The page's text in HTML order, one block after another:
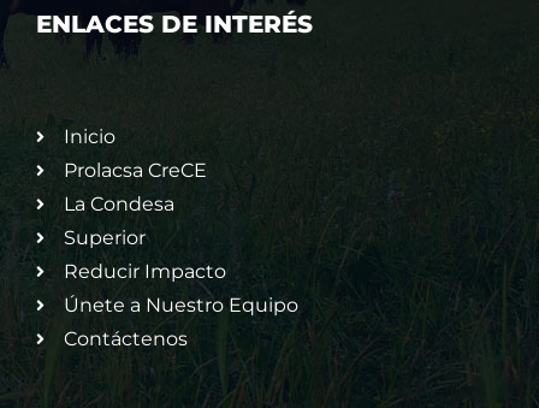
ENLACES DE INTERÉS
Inicio
Prolacsa CreCE
La Condesa
Superior
Reducir Impacto
Únete a Nuestro Equipo
Contáctenos